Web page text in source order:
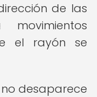
de las
el rayón se
desaparece